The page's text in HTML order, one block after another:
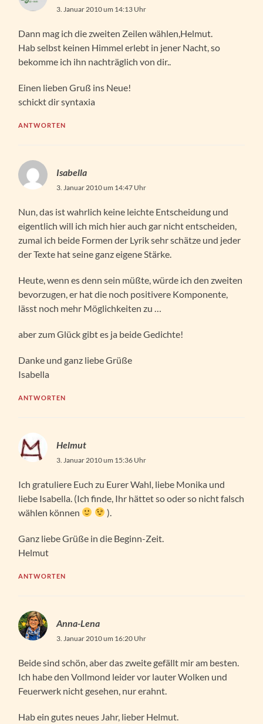
3. Januar 2010 um 14:13 Uhr
Dann mag ich die zweiten Zeilen wählen,Helmut.
Hab selbst keinen Himmel erlebt in jener Nacht, so
bekomme ich ihn nachträglich von dir..
Einen lieben Gruß ins Neue!
schickt dir syntaxia
ANTWORTEN
Isabella
3. Januar 2010 um 14:47 Uhr
Nun, das ist wahrlich keine leichte Entscheidung und
eigentlich will ich mich hier auch gar nicht entscheiden,
zumal ich beide Formen der Lyrik sehr schätze und jeder
der Texte hat seine ganz eigene Stärke.
Heute, wenn es denn sein müßte, würde ich den zweiten
bevorzugen, er hat die noch positivere Komponente,
lässt noch mehr Möglichkeiten zu …
aber zum Glück gibt es ja beide Gedichte!
Danke und ganz liebe Grüße
Isabella
ANTWORTEN
Helmut
3. Januar 2010 um 15:36 Uhr
Ich gratuliere Euch zu Eurer Wahl, liebe Monika und
liebe Isabella. (Ich finde, Ihr hättet so oder so nicht falsch
wählen können
).
Ganz liebe Grüße in die Beginn-Zeit.
Helmut
ANTWORTEN
Anna-Lena
3. Januar 2010 um 16:20 Uhr
Beide sind schön, aber das zweite gefällt mir am besten.
Ich habe den Vollmond leider vor lauter Wolken und
Feuerwerk nicht gesehen, nur erahnt.
Hab ein gutes neues Jahr, lieber Helmut.